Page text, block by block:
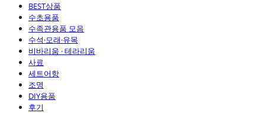
BEST상품
수초용품
수족관용품 모음
수석·모래·유목
비바리움 · 테라리움
사료
세트어항
조명
DIY용품
후기